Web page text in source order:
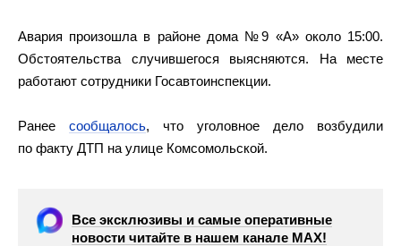
Авария произошла в районе дома №9 «А» около 15:00.
Обстоятельства случившегося выясняются. На месте
работают сотрудники Госавтоинспекции.
Ранее сообщалось, что уголовное дело возбудили
по факту ДТП на улице Комсомольской.
Все эксклюзивы и самые оперативные
новости читайте в нашем канале МАХ!